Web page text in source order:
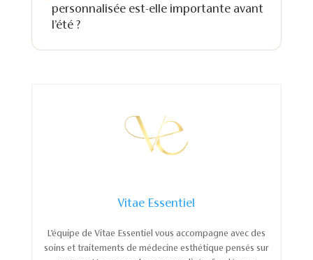
personnalisée est-elle importante avant
l’été ?
Vitae Essentiel
L’équipe de Vitae Essentiel vous accompagne avec des
soins et traitements de médecine esthétique pensés sur